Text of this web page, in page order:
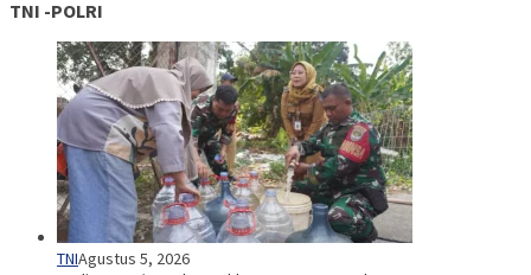
TNI -POLRI
TNIAgustus 5, 2026